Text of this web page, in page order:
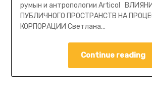
румын и антропологии Articol
ПУБЛИЧНОГО ПРОСТРАНСТВ НА
КОРПОРАЦИИ Cветлана…
Continue reading